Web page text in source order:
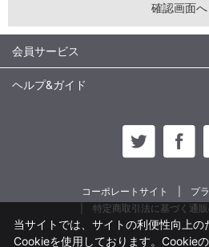
会員サービス
ヘルプ&ガイド
コーポレートサイト
プ
特定商取引法に基づく通
当サイトでは、サイトの利便性向上の
Cookieを使用しております。Cookie